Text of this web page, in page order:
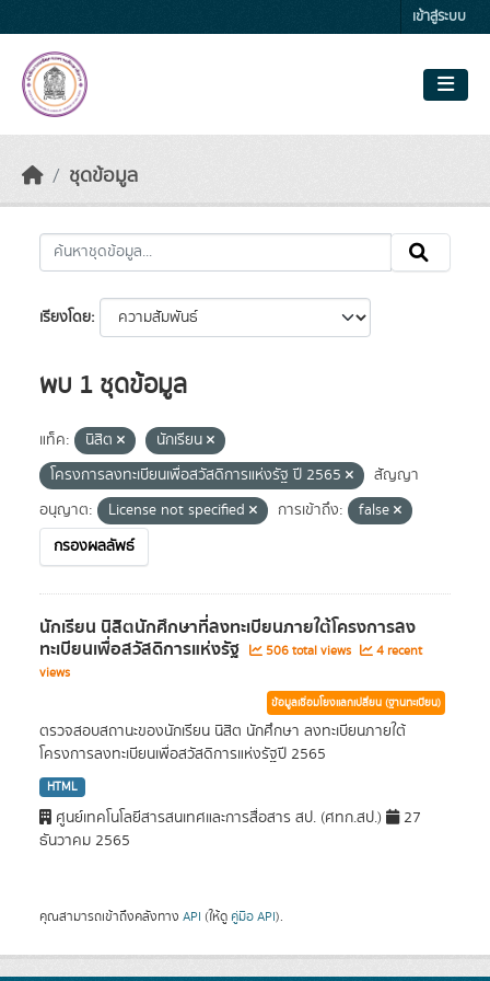
เข้าสู่ระบบ
ชุดข้อมูล
เรียงโดย
พบ 1 ชุดข้อมูล
แท็ค: นิสิต
นักเรียน
โครงการลงทะเบียนเพื่อสวัสดิการแห่งรัฐ ปี 2565
สัญญา
อนุญาต:
License not specified การเข้าถึง:
false
กรองผลลัพธ์
นักเรียน นิสิตนักศึกษาที่ลงทะเบียนภายใต้โครงการลง
ทะเบียนเพื่อสวัสดิการแห่งรัฐ 506 total views
4 recent
views
ข้อมูลเชื่อมโยงแลกเปลี่ยน (ฐานทะเบียน)
ตรวจสอบสถานะของนักเรียน นิสิต นักศึกษา ลงทะเบียนภายใต้
โครงการลงทะเบียนเพื่อสวัสดิการแห่งรัฐปี 2565
HTML
ศูนย์เทคโนโลยีสารสนเทศและการสื่อสาร สป. (ศทก.สป.)
27
ธันวาคม 2565
คุณสามารถเข้าถึงคลังทาง API (ให้ดู คู่มือ API).